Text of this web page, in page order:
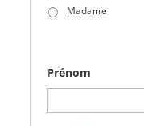
Madame
Prénom